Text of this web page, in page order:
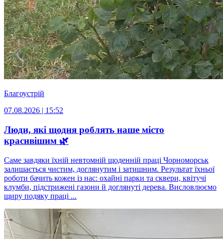
Благоустрій
07.08.2026 | 15:52
Люди, які щодня роблять наше місто
красивішим 🌿
Саме завдяки їхній невтомній щоденній праці Чорноморськ
залишається чистим, доглянутим і затишним. Результат їхньої
роботи бачить кожен із нас: охайні парки та сквери, квітучі
клумби, підстрижені газони й доглянуті дерева. Висловлюємо
щиру подяку праці ...